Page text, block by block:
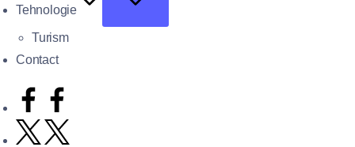
Tehnologie
Turism
Contact